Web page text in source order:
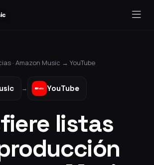
· Amazon Music → YouTube
→ YouTube
listas